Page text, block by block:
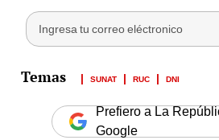
SUNAT RUC DNI
Prefiero a La
Google